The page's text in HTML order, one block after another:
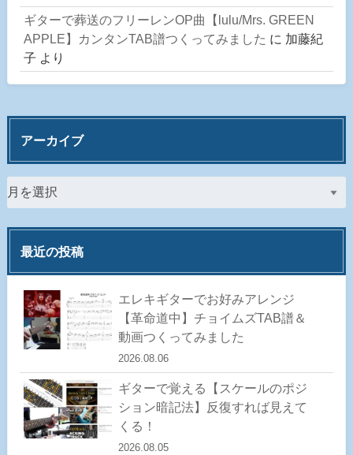
ギターで葬送のフリーレンOP曲【lulu/Mrs. GREEN
APPLE】カンタンTAB譜つくってみました に 加藤紀
子 より
アーカイブ
最近の投稿
エレキギターでお好みアレンジ
【革命道中】チョイムズTAB譜＆
動画つくってみました
2026.08.06
ギターで覚える【スケールのポジ
ション暗記法】反復すれば見えて
くる！
2026.08.05